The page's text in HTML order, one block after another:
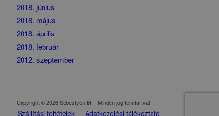
2018. június
2018. május
2018. április
2018. február
2012. szeptember
Copyright © 2026 Sebestyén Bt. - Minden jog fenntartva!
Szállítási feltételek Adatkezelési tájékoztató